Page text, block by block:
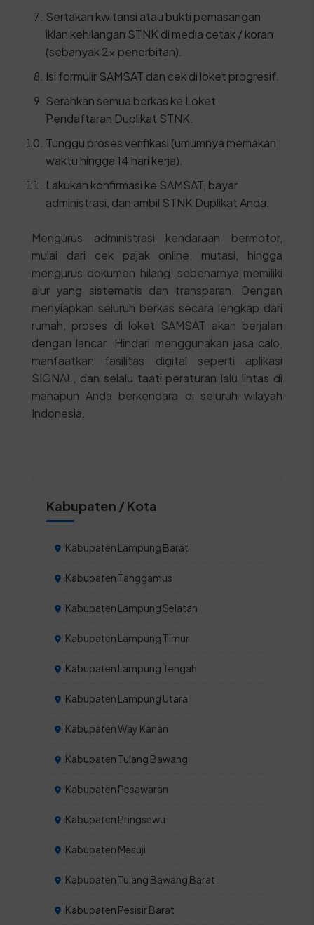
Sertakan kwitansi atau bukti pemasangan
iklan kehilangan STNK di media cetak / koran
(sebanyak 2x penerbitan).
Isi formulir SAMSAT dan cek di loket progresif.
Serahkan semua berkas ke Loket
Pendaftaran Duplikat STNK.
Tunggu proses verifikasi (umumnya memakan
waktu hingga 14 hari kerja).
Lakukan konfirmasi ke SAMSAT, bayar
administrasi, dan ambil STNK Duplikat Anda.
Mengurus administrasi kendaraan bermotor,
mulai dari cek pajak online, mutasi, hingga
mengurus dokumen hilang, sebenarnya memiliki
alur yang sistematis dan transparan. Dengan
menyiapkan seluruh berkas secara lengkap dari
rumah, proses di loket SAMSAT akan berjalan
dengan lancar. Hindari menggunakan jasa calo,
manfaatkan fasilitas digital seperti aplikasi
SIGNAL, dan selalu taati peraturan lalu lintas di
manapun Anda berkendara di seluruh wilayah
Indonesia.
Kabupaten / Kota
Kabupaten Lampung Barat
Kabupaten Tanggamus
Kabupaten Lampung Selatan
Kabupaten Lampung Timur
Kabupaten Lampung Tengah
Kabupaten Lampung Utara
Kabupaten Way Kanan
Kabupaten Tulang Bawang
Kabupaten Pesawaran
Kabupaten Pringsewu
Kabupaten Mesuji
Kabupaten Tulang Bawang Barat
Kabupaten Pesisir Barat